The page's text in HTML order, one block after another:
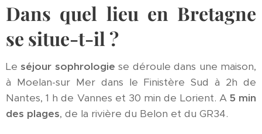
Dans quel lieu en Bretagne
se situe-t-il ?
Leséjour sophrologie se déroule dans une maison,
à Moelan-sur Mer dans le Finistère Sud à 2h de
Nantes, 1 h de Vannes et 30 min de Lorient. A5 min
des plages, de la rivière du Belon et du GR34.